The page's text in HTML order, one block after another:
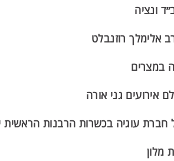
ונציה
אלימלך רוזנבלט
במצרים
אירועים גני אורה
חברת עוגיה בכשרות הרבנות הראשית
מלון